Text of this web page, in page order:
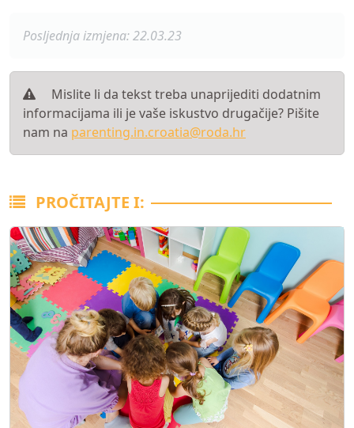
Posljednja izmjena: 22.03.23
Mislite li da tekst treba unaprijediti dodatnim
informacijama ili je vaše iskustvo drugačije? Pišite
nam na parenting.in.croatia@roda.hr
PROČITAJTE I: